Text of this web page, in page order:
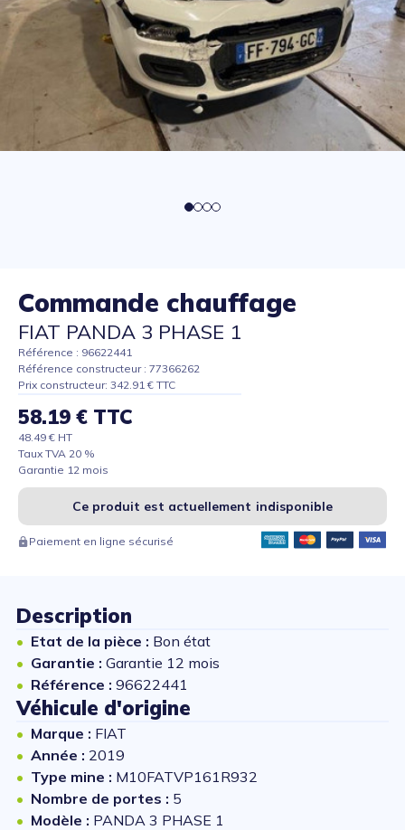
Commande chauffage
FIAT PANDA 3 PHASE 1
Référence : 96622441
Référence constructeur : 77366262
Prix constructeur: 342.91 € TTC
58.19 € TTC
48.49 € HT
Taux TVA 20 %
Garantie 12 mois
Ce produit est actuellement indisponible
Paiement en ligne sécurisé
Description
Etat de la pièce : Bon état
Garantie : Garantie 12 mois
Référence : 96622441
Véhicule d'origine
Marque : FIAT
Année : 2019
Type mine : M10FATVP161R932
Nombre de portes : 5
Modèle : PANDA 3 PHASE 1